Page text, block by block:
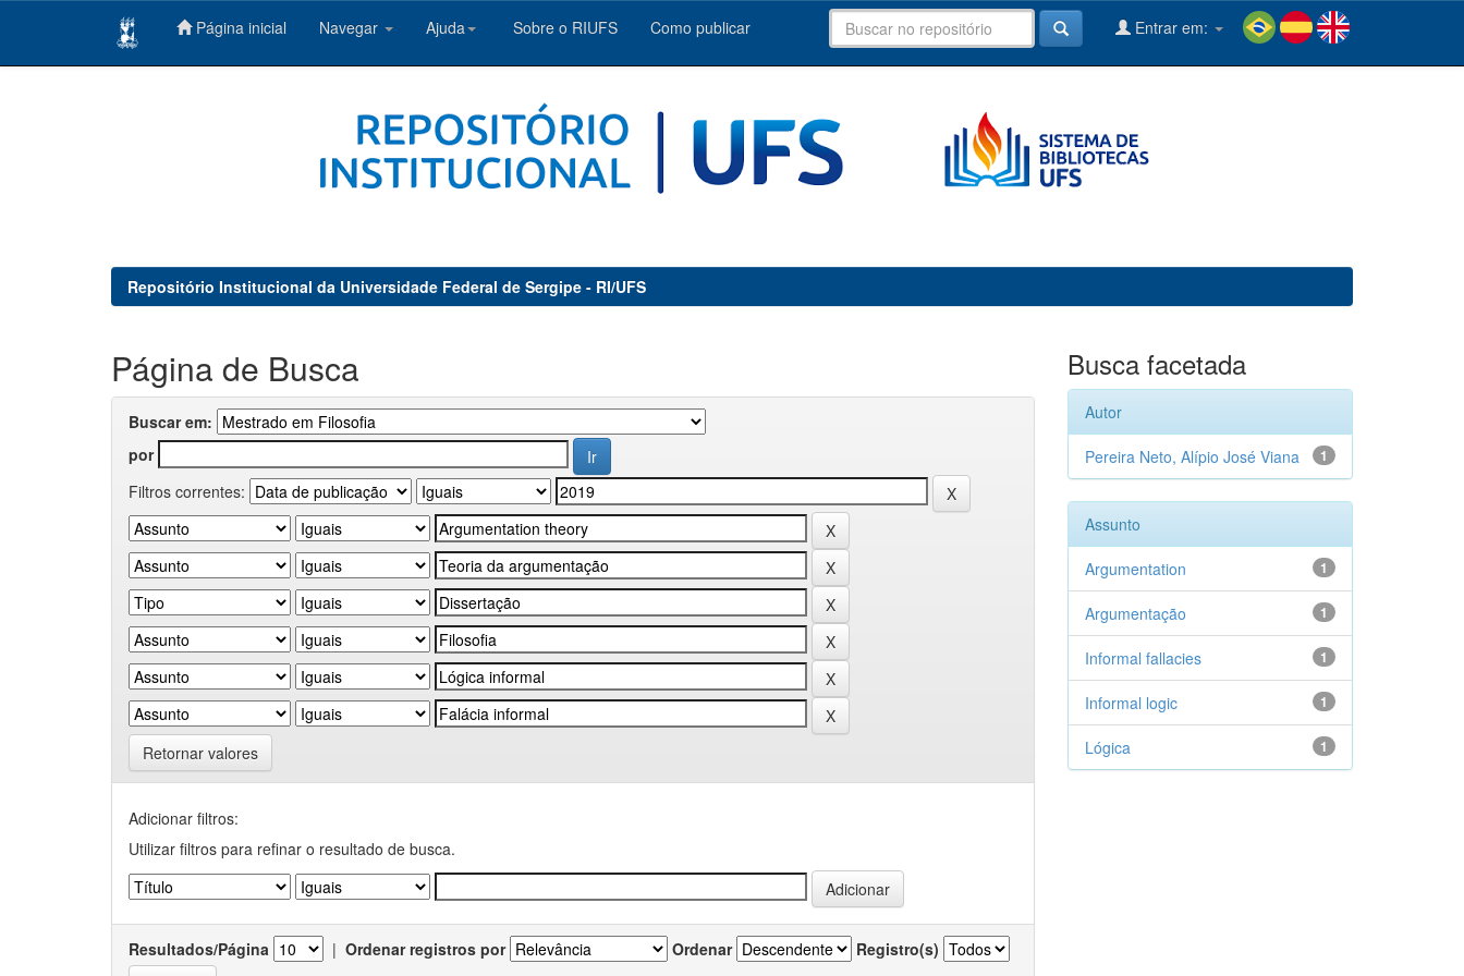
Página inicial Navegar Ajuda Sobre o RIUFS Como publicar Entrar em:
Repositório Institucional da Universidade Federal de Sergipe - RI/UFS
Página de Busca
Buscar em:
por
Filtros correntes:
Retornar valores
Adicionar filtros:
Utilizar filtros para refinar o resultado de busca.
Resultados/Página | Ordenar registros por Ordenar Registro(s)
Busca facetada
Autor
1
Pereira Neto, Alípio José Viana
Assunto
1
Argumentation
1
Argumentação
1
Informal fallacies
1
Informal logic
1
Lógica